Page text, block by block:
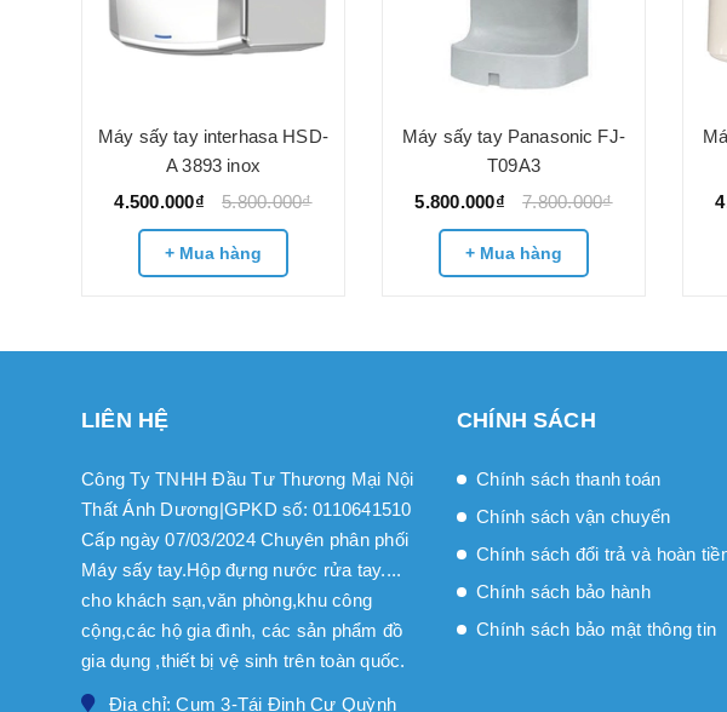
Máy sấy tay interhasa HSD-
A 3893 inox
4.500.000₫
5.800.000₫
+ Mua hàng
Máy sấy tay Panasonic FJ-
T09A3
5.800.000₫
7.800.000₫
+ Mua hàng
LIÊN HỆ
Công Ty TNHH Đầu Tư Thương Mại Nội
Thất Ánh Dương|GPKD số: 0110641510
Cấp ngày 07/03/2024 Chuyên phân phối
Máy sấy tay.Hộp đựng nước rửa tay....
cho khách sạn,văn phòng,khu công
cộng,các hộ gia đình, các sản phẩm đồ
gia dụng ,thiết bị vệ sinh trên toàn quốc.
Địa chỉ: Cụm 3-Tái Định Cư Quỳnh
CHÍNH SÁCH
Chính sách thanh toán
Chính sách vận chuyển
Chính sách đổi trả và hoàn
Chính sách bảo hành
Chính sách bảo mật thông tin